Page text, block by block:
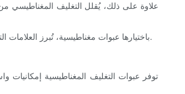
علاوة على ذلك، يُقلل التغليف المغناطيسي
باختيارها عبوات مغناطيسية، تُبرز العلامات التجارية ريادتها في مجال الاستدامة، وتُثري تجربة عملائها. فهي تُشير للمشترين إلى أن الشركة تهتم بالبيئة بقدر اهتمامها بعرض المنتج، مما يُعزز ولاءهم للعلامة التجارية وجاذبيتها.
توفر عبوات التغليف المغناطيسية إمكانيات